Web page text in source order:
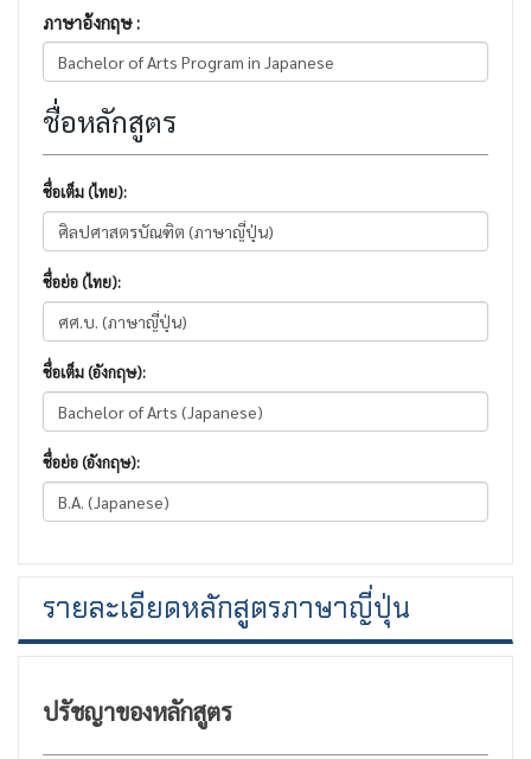
ภาษาอังกฤษ :
ชื่อหลักสูตร
ชื่อเต็ม (ไทย):
ชื่อย่อ (ไทย):
ชื่อเต็ม (อังกฤษ):
ชื่อย่อ (อังกฤษ):
รายละเอียดหลักสูตรภาษาญี่ปุ่น
ปรัชญาของหลักสูตร